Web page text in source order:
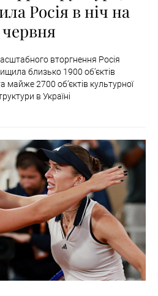
Росія в ніч на
червня
вторгнення Росія
близько 1900 об’єктів
майже 2700 об’єктів культурної
в Україні